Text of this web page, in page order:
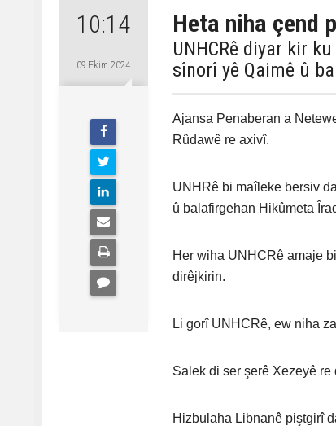
10:14
09 Ekim 2024
Heta niha çend
UNHCRê diyar kir
sînorî yê Qaimê û
Ajansa Penaberan a
Rûdawê re axivî.
UNHRê bi maîleke bersiv
û balafirgehan Hikûmeta
Her wiha UNHCRê amaje
dirêjkirin.
Li gorî UNHCRê, ew niha
Salek di ser şerê Xezeyê
Hizbulaha Libnanê piştgirî